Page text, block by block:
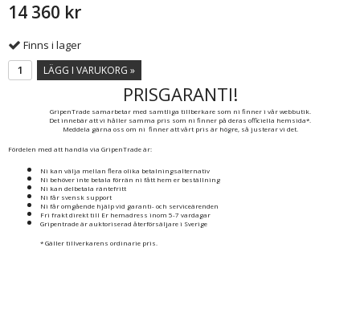
14 360 kr
Finns i lager
LÄGG I VARUKORG »
PRISGARANTI!
GripenTrade samarbetar med samtliga tillberkare som ni finner i vår webbutik.
Det innebär att vi håller samma pris som ni finner på deras officiella hemsida*.
Meddela gärna oss om ni finner att vårt pris är högre, så justerar vi det.
Fördelen med att handla via GripenTrade är:
Ni kan välja mellan flera olika betalningsalternativ
Ni behöver inte betala förrän ni fått hem er beställning
Ni kan delbetala räntefritt
Ni får svensk support
Ni får omgående hjälp vid garanti- och serviceärenden
Fri frakt direkt till Er hemadress inom 5-7 vardagar
Gripentrade är auktoriserad återförsäljare i Sverige
* Gäller tillverkarens ordinarie pris.